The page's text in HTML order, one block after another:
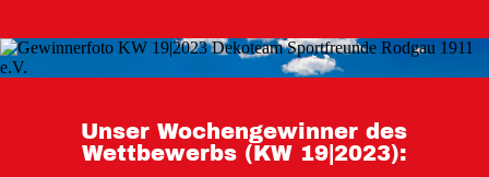
Datenschutz
Unser Wochengewinner des
Wettbewerbs (KW 19|2023):